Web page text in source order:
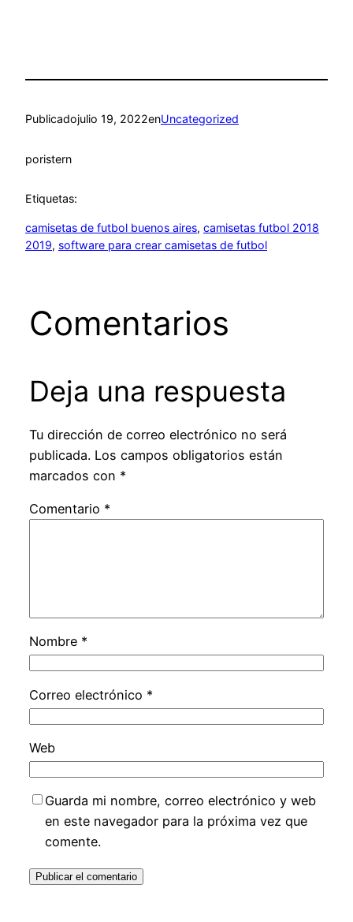
Publicadojulio 19, 2022enUncategorized
poristern
Etiquetas:
camisetas de futbol buenos aires, camisetas futbol 2018
2019, software para crear camisetas de futbol
Comentarios
Deja una respuesta
Tu dirección de correo electrónico no será
publicada. Los campos obligatorios están
marcados con *
Comentario *
Nombre *
Correo electrónico *
Web
Guarda mi nombre, correo electrónico y web
en este navegador para la próxima vez que
comente.